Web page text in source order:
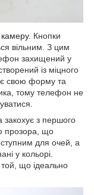
камеру. Кнопки
вільним. З цим
захищений у
із міцного
свою форму та
тому телефон не
закохує з першого
прозора, що
для очей, а
у кольорі.
той, що ідеально